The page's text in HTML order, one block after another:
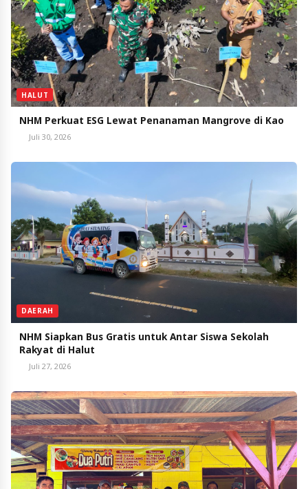
HALUT
NHM Perkuat ESG Lewat Penanaman Mangrove di Kao
Juli 30, 2026
DAERAH
NHM Siapkan Bus Gratis untuk Antar Siswa Sekolah
Rakyat di Halut
Juli 27, 2026